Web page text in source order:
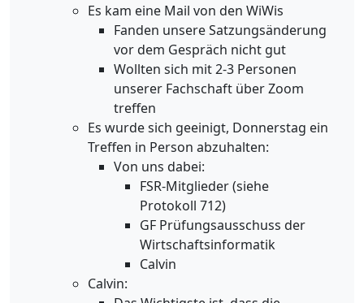
Es kam eine Mail von den WiWis
Fanden unsere Satzungsänderung
vor dem Gespräch nicht gut
Wollten sich mit 2-3 Personen
unserer Fachschaft über Zoom
treffen
Es wurde sich geeinigt, Donnerstag ein
Treffen in Person abzuhalten:
Von uns dabei:
FSR-Mitglieder (siehe
Protokoll 712)
GF Prüfungsausschuss der
Wirtschaftsinformatik
Calvin
Calvin: